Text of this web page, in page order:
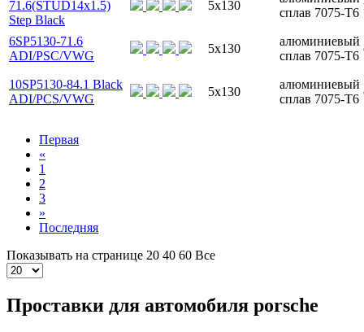
71.6(STUD14x1.5)
Step Black
5x130
сплав 7075-T6
6SP5130-71.6
ADI/PSC/VWG
5x130
алюминиевый
сплав 7075-T6
10SP5130-84.1 Black
ADI/PCS/VWG
5x130
алюминиевый
сплав 7075-T6
Первая
«
1
2
3
»
Последняя
Показывать на странице 20 40 60 Все
Проставки для автомобиля porsche